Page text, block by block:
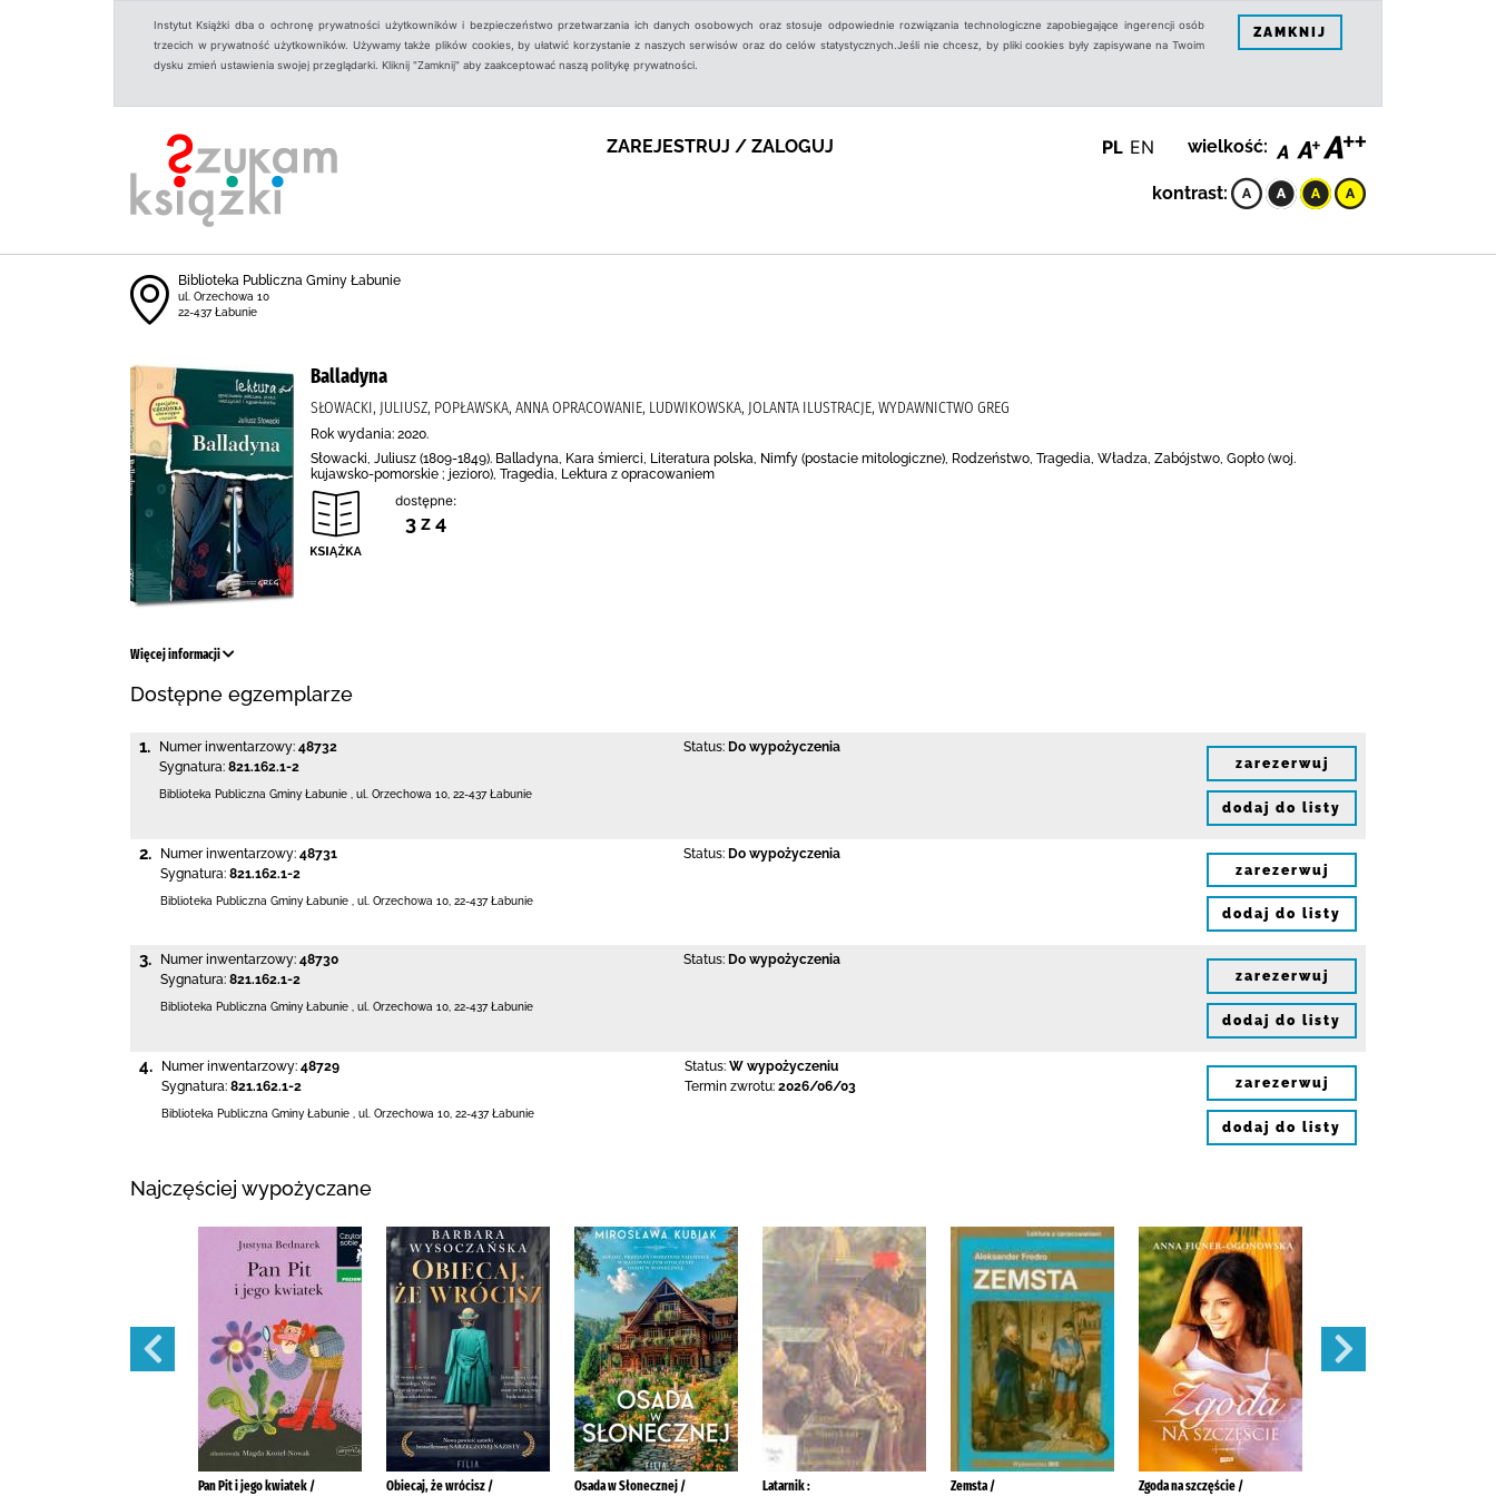
Instytut Książki dba o ochronę prywatności użytkowników i bezpieczeństwo przetwarzania ich danych osobowych oraz stosuje odpowiednie rozwiązania technologiczne zapobiegające ingerencji osób
trzecich w prywatność użytkowników. Używamy także plików cookies, by ułatwić korzystanie z naszych serwisów oraz do celów statystycznych.Jeśli nie chcesz, by pliki cookies były zapisywane na Twoim
dysku zmień ustawienia swojej przeglądarki. Kliknij "Zamknij" aby zaakceptować naszą politykę prywatności.
ZAMKNIJ
ZAREJESTRUJ / ZALOGUJ PL EN wielkość:
kontrast:
Biblioteka Publiczna Gminy Łabunie
ul. Orzechowa 10
22-437 Łabunie
Balladyna
SŁOWACKI, JULIUSZ, POPŁAWSKA, ANNA OPRACOWANIE, LUDWIKOWSKA, JOLANTA ILUSTRACJE, WYDAWNICTWO GREG
Rok wydania: 2020.
Słowacki, Juliusz (1809-1849). Balladyna, Kara śmierci, Literatura polska, Nimfy (postacie mitologiczne), Rodzeństwo, Tragedia, Władza, Zabójstwo, Gopło (woj.
kujawsko-pomorskie ; jezioro), Tragedia, Lektura z opracowaniem
dostępne:
3 z 4
Więcej informacji
Dostępne egzemplarze
1. Numer inwentarzowy: 48732
Sygnatura: 821.162.1-2
Status: Do wypożyczenia
Biblioteka Publiczna Gminy Łabunie ul. Orzechowa 10 22-437 Łabunie
zarezerwuj
dodaj do listy
2. Numer inwentarzowy: 48731
Sygnatura: 821.162.1-2
Status: Do wypożyczenia
Biblioteka Publiczna Gminy Łabunie ul. Orzechowa 10 22-437 Łabunie
zarezerwuj
dodaj do listy
3. Numer inwentarzowy: 48730
Sygnatura: 821.162.1-2
Status: Do wypożyczenia
Biblioteka Publiczna Gminy Łabunie , ul. Orzechowa 10, 22-437 Łabunie
zarezerwuj
dodaj do listy
4. Numer inwentarzowy: 48729
Sygnatura: 821.162.1-2
Status: W wypożyczeniu
Termin zwrotu: 2026/06/03
Biblioteka Publiczna Gminy Łabunie ul. Orzechowa 10 22-437 Łabunie
zarezerwuj
dodaj do listy
Najczęściej wypożyczane
Pan Pit i jego kwiatek / Obiecaj, że wrócisz / Osada w Słonecznej / Latarnik : Zemsta / Zgoda na szczęście /